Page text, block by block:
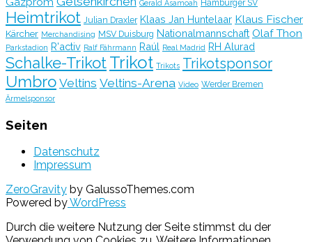
Gerald Asamoah Hamburger SV
Heimtrikot Julian Draxler Klaas Jan Huntelaar Klaus Fischer
Kärcher Merchandising MSV Duisburg Nationalmannschaft Olaf Thon
Parkstadion R'activ Ralf Fährmann Raúl Real Madrid RH Alurad
Schalke-TrikotTrikot Trikots Trikotsponsor
Umbro Veltins Veltins-Arena Video Werder Bremen
Ärmelsponsor
Seiten
Datenschutz
Impressum
ZeroGravity by GalussoThemes.com
Powered byWordPress
Durch die weitere Nutzung der Seite stimmst du der